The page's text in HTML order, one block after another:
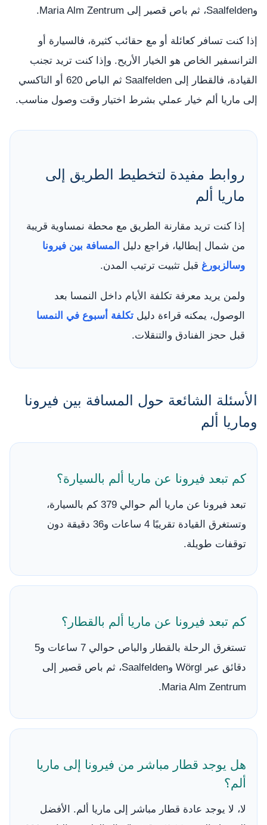
وSaalfelden، ثم باص قصير إلى Maria Alm Zentrum.
إذا كنت تسافر كعائلة أو مع حقائب كثيرة، فالسيارة أو
الترانسفير الخاص هو الخيار الأريح. وإذا كنت تريد تجنب
القيادة، فالقطار إلى Saalfelden ثم الباص 620 أو التاكسي
إلى ماريا ألم خيار عملي بشرط اختيار وقت وصول مناسب.
روابط مفيدة لتخطيط الطريق إلى
ماريا ألم
إذا كنت تريد مقارنة الطريق مع محطة نمساوية قريبة
من شمال إيطاليا، فراجع دليل المسافة بين فيرونا
وسالزبورغ قبل تثبيت ترتيب المدن.
ولمن يريد معرفة تكلفة الأيام داخل النمسا بعد
الوصول، يمكنه قراءة دليل تكلفة أسبوع في النمسا
قبل حجز الفنادق والتنقلات.
الأسئلة الشائعة حول المسافة بين فيرونا
وماريا ألم
كم تبعد فيرونا عن ماريا ألم بالسيارة؟
تبعد فيرونا عن ماريا ألم حوالي 379 كم بالسيارة،
وتستغرق القيادة تقريبًا 4 ساعات و36 دقيقة دون
توقفات طويلة.
كم تبعد فيرونا عن ماريا ألم بالقطار؟
تستغرق الرحلة بالقطار والباص حوالي 7 ساعات و5
دقائق عبر Wörgl وSaalfelden، ثم باص قصير إلى
Maria Alm Zentrum.
هل يوجد قطار مباشر من فيرونا إلى ماريا
ألم؟
لا، لا يوجد عادة قطار مباشر إلى ماريا ألم. الأفضل